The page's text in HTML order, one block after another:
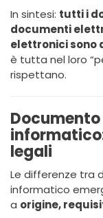
In sintesi: tutti i
documenti
elettronici sono
è tutta nel loro
rispettano.
legali
Le differenze tra
informatico
a origine,